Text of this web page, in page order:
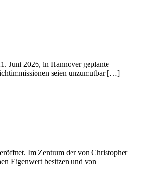
Juni 2026, in Hannover geplante
seien unzumutbar […]
Im Zentrum der von Christopher
Eigenwert besitzen und von